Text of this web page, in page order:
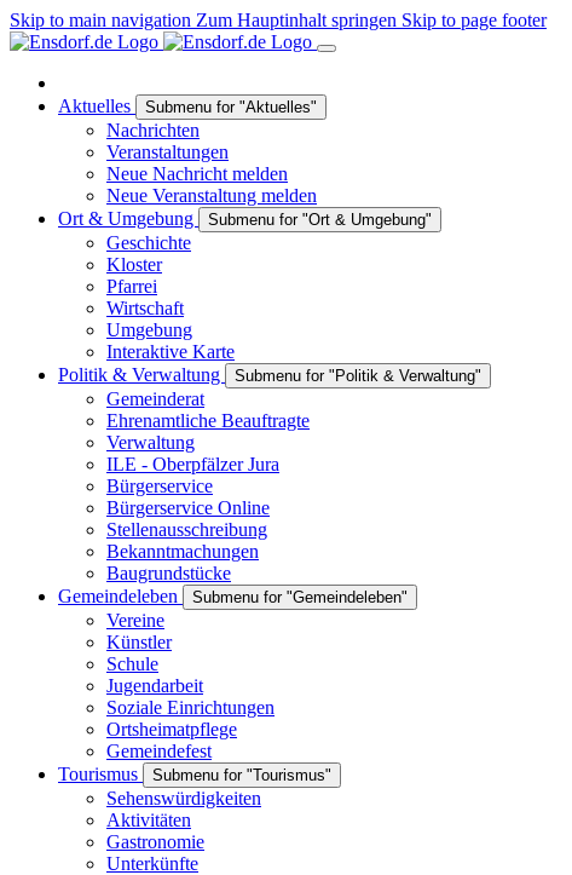
Skip to main navigation Zum Hauptinhalt springen Skip to page footer
Aktuelles Submenu for "Aktuelles"
Nachrichten
Veranstaltungen
Neue Nachricht melden
Neue Veranstaltung melden
Ort & Umgebung
Submenu for "Ort & Umgebung"
Geschichte
Kloster
Pfarrei
Wirtschaft
Umgebung
Interaktive Karte
Politik & Verwaltung
Submenu for "Politik & Verwaltung"
Gemeinderat
Ehrenamtliche Beauftragte
Verwaltung
ILE - Oberpfälzer Jura
Bürgerservice
Bürgerservice Online
Stellenausschreibung
Bekanntmachungen
Baugrundstücke
Gemeindeleben
Submenu for "Gemeindeleben"
Vereine
Künstler
Schule
Jugendarbeit
Soziale Einrichtungen
Ortsheimatpflege
Gemeindefest
Tourismus
Submenu for "Tourismus"
Sehenswürdigkeiten
Aktivitäten
Gastronomie
Unterkünfte